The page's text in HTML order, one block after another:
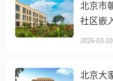
北京市
社区嵌
2026-03-10
北京大